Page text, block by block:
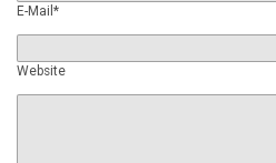
E-Mail*
Website